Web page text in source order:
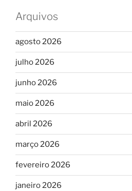
Arquivos
agosto 2026
julho 2026
junho 2026
maio 2026
abril 2026
março 2026
fevereiro 2026
janeiro 2026